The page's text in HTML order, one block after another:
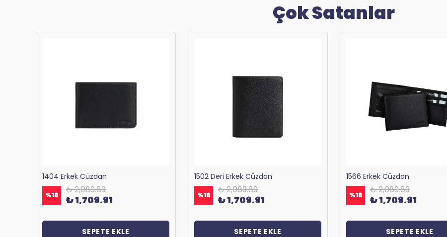
Çok Satanlar
1404 Erkek Cüzdan
%18 ₺ 2,089.89
₺ 1,709.91
SEPETE EKLE
1502 Deri Erkek Cüzdan
%18 ₺ 2,089.89
₺ 1,709.91
SEPETE EKLE
1566 Erkek Cüzdan
%18 ₺ 2,089.89
₺ 1,709.91
SEPETE EKLE